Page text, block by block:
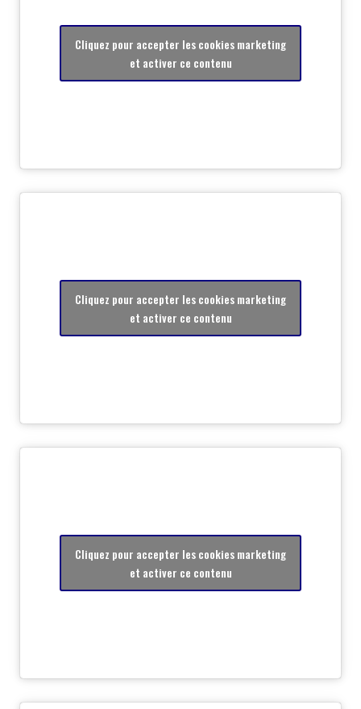
Cliquez pour accepter les cookies marketing
et activer ce contenu
Cliquez pour accepter les cookies marketing
et activer ce contenu
Cliquez pour accepter les cookies marketing
et activer ce contenu